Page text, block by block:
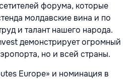
форума, которые
молдавские вина и по
и талант нашего народа.
демонстрирует огромный
но и всей страны.
Europe» и номинация в